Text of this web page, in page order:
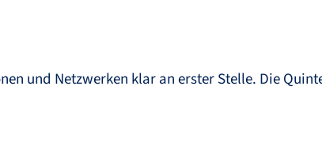
und Netzwerken klar an erster Stelle. Die